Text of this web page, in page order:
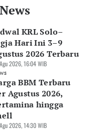
KRL Solo–
Hari Ini 3–9
2026 Terbaru
2026, 16:04 WIB
BBM Terbaru
Agustus 2026,
hingga
2026, 14:30 WIB